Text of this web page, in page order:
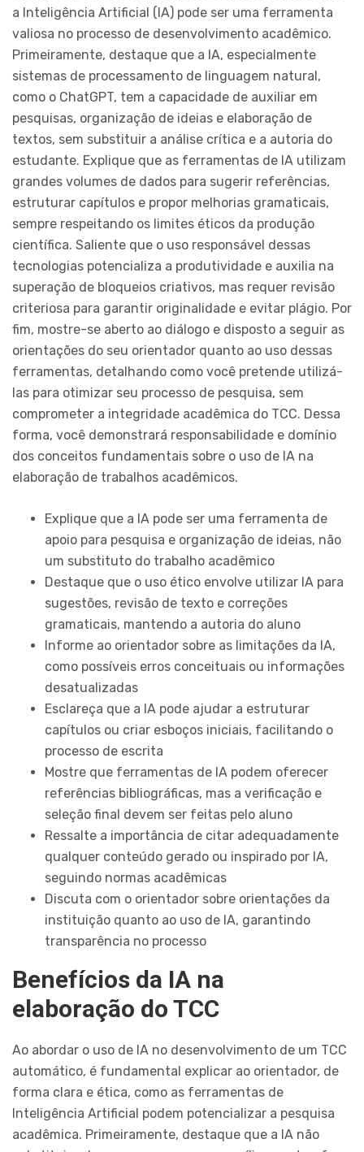
a Inteligência Artificial (IA) pode ser uma ferramenta
valiosa no processo de desenvolvimento acadêmico.
Primeiramente, destaque que a IA, especialmente
sistemas de processamento de linguagem natural,
como o ChatGPT, tem a capacidade de auxiliar em
pesquisas, organização de ideias e elaboração de
textos, sem substituir a análise crítica e a autoria do
estudante. Explique que as ferramentas de IA utilizam
grandes volumes de dados para sugerir referências,
estruturar capítulos e propor melhorias gramaticais,
sempre respeitando os limites éticos da produção
científica. Saliente que o uso responsável dessas
tecnologias potencializa a produtividade e auxilia na
superação de bloqueios criativos, mas requer revisão
criteriosa para garantir originalidade e evitar plágio. Por
fim, mostre-se aberto ao diálogo e disposto a seguir as
orientações do seu orientador quanto ao uso dessas
ferramentas, detalhando como você pretende utilizá-
las para otimizar seu processo de pesquisa, sem
comprometer a integridade acadêmica do TCC. Dessa
forma, você demonstrará responsabilidade e domínio
dos conceitos fundamentais sobre o uso de IA na
elaboração de trabalhos acadêmicos.
Explique que a IA pode ser uma ferramenta de
apoio para pesquisa e organização de ideias, não
um substituto do trabalho acadêmico
Destaque que o uso ético envolve utilizar IA para
sugestões, revisão de texto e correções
gramaticais, mantendo a autoria do aluno
Informe ao orientador sobre as limitações da IA,
como possíveis erros conceituais ou informações
desatualizadas
Esclareça que a IA pode ajudar a estruturar
capítulos ou criar esboços iniciais, facilitando o
processo de escrita
Mostre que ferramentas de IA podem oferecer
referências bibliográficas, mas a verificação e
seleção final devem ser feitas pelo aluno
Ressalte a importância de citar adequadamente
qualquer conteúdo gerado ou inspirado por IA,
seguindo normas acadêmicas
Discuta com o orientador sobre orientações da
instituição quanto ao uso de IA, garantindo
transparência no processo
Benefícios da IA na
elaboração do TCC
Ao abordar o uso de IA no desenvolvimento de um TCC
automático, é fundamental explicar ao orientador, de
forma clara e ética, como as ferramentas de
Inteligência Artificial podem potencializar a pesquisa
acadêmica. Primeiramente, destaque que a IA não